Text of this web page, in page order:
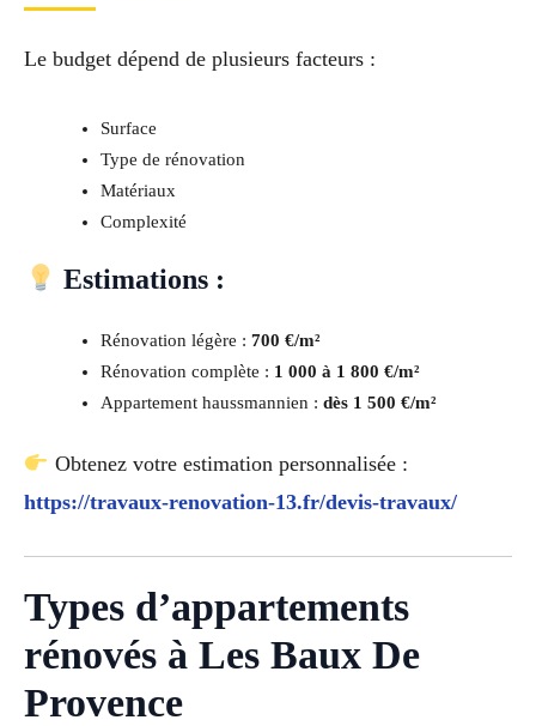
Le budget dépend de plusieurs facteurs :
Surface
Type de rénovation
Matériaux
Complexité
Estimations :
Rénovation légère : 700 €/m²
Rénovation complète : 1 000 à 1 800 €/m²
Appartement haussmannien : dès 1 500 €/m²
Obtenez votre estimation personnalisée :
https://travaux-renovation-13.fr/devis-travaux/
Types d’appartements
rénovés à Les Baux De
Provence